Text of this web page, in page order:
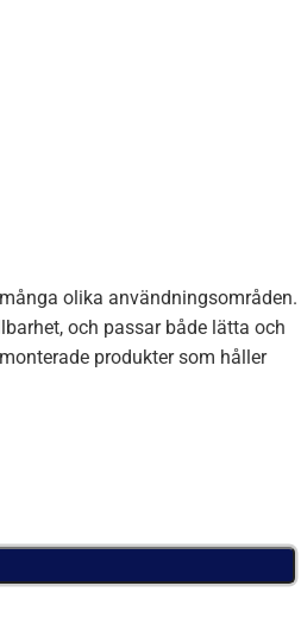
olika användningsområden.
och passar både lätta och
produkter som håller